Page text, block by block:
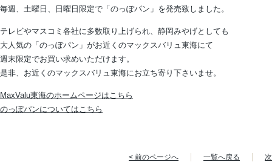
毎週、土曜日、日曜日限定で「のっぽパン」を発売致しました。
テレビやマスコミ各社に多数取り上げられ、静岡みやげとしても
大人気の「のっぽパン」がお近くのマックスバリュ東海にて
週末限定でお買い求めいただけます。
是非、お近くのマックスバリュ東海にお立ち寄り下さいませ。
MaxValu東海のホームページはこちら
のっぽパンについてはこちら
< 前のページへ 一覧へ戻る